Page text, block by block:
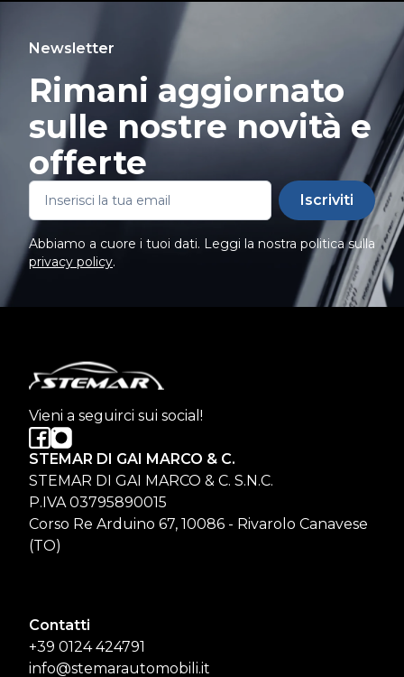
Newsletter
Rimani aggiornato
sulle nostre novità e
offerte
Iscriviti
Abbiamo a cuore i tuoi dati. Leggi la nostra politica sulla
privacy policy.
Vieni a seguirci sui social!
STEMAR DI GAI MARCO & C.
STEMAR DI GAI MARCO & C. S.N.C.
P.IVA 03795890015
Corso Re Arduino 67, 10086 - Rivarolo Canavese
(TO)
Contatti
+39 0124 424791
info@stemarautomobili.it